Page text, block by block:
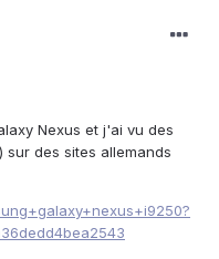
Nexus et j'ai vu des
des sites allemands